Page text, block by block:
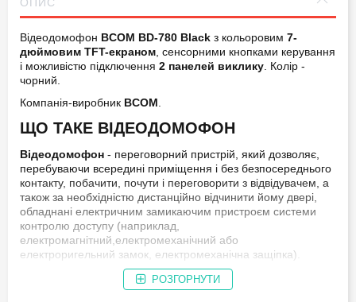
Додаткові функції
домофона / панелі
виклику:
вбудоване реле для відчинення
воріт
Блок живлення
домофона:
вбудований
джерело живлення:
Потужність
споживання, Вт:
8
Матеріал: пластик
Колір: чорний
Робоча температура,
+5 ~ +50
ОПИС
Відеодомофон BCOM BD-780 Black з кольоровим 7-
дюймовим TFT-екраном, сенсорними кнопками керування
і можливістю підключення 2 панелей виклику. Колір -
чорний.
Компанія-виробник BCOM.
ЩО ТАКЕ ВІДЕОДОМОФОН
Відеодомофон - переговорний пристрій, який дозволяє,
перебуваючи всередині приміщення і без безпосереднього
контакту, побачити, почути і переговорити з відвідувачем, а
також за необхідністю дистанційно відчинити йому двері,
обладнані електричним замикаючим пристроєм системи
контролю доступу (наприклад,
електромагнітний,електромеханічний або
електроригельний замок, електромеханічна защіпка).
ДЕ ВИКОРИСТОВУЄТЬСЯ
РОЗГОРНУТИ